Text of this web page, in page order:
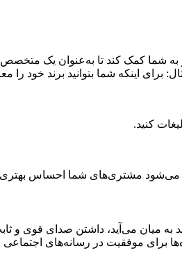
به شما کمک کند تا به‌عنوان یک
اینکه شما بتوانید برند خود را
کنید.
می‌شود مشتری‌های شما احساس بهتری
میان می‌آید، داشتن صدای قوی و
موفقیت در رسانه‌های اجتماعی